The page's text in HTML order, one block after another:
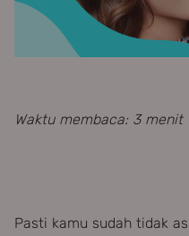
Waktu membaca: 3 menit
Pasti kamu sudah tidak